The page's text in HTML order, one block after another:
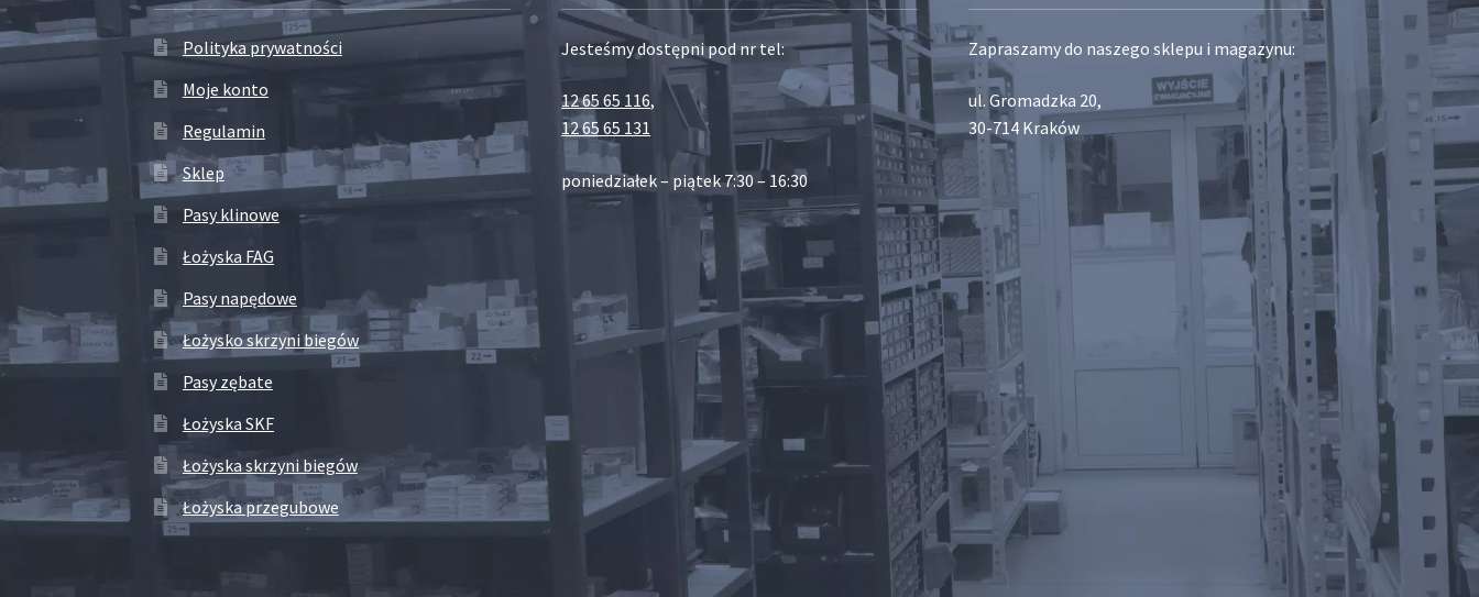
Polityka prywatności
Moje konto
Regulamin
Sklep
Pasy klinowe
Łożyska FAG
Pasy napędowe
Łożysko skrzyni biegów
Pasy zębate
Łożyska SKF
Łożyska skrzyni biegów
Łożyska przegubowe
Jesteśmy dostępni pod nr tel:
12 65 65 116,
12 65 65 131
poniedziałek – piątek 7:30 – 16:30
Zapraszamy do naszego sklepu i magazynu:
ul. Gromadzka 20,
30-714 Kraków